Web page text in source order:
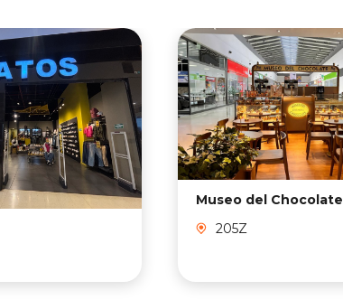
Museo del Chocolate
205Z